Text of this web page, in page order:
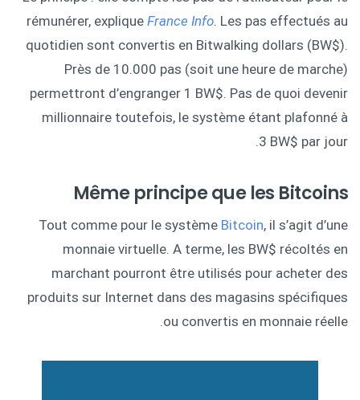
rémunérer, explique France Info. Les pas effectués au
quotidien sont convertis en Bitwalking dollars (BW$).
Près de 10.000 pas (soit une heure de marche)
permettront d’engranger 1 BW$. Pas de quoi devenir
millionnaire toutefois, le système étant plafonné à
3 BW$ par jour.
Même principe que les Bitcoins
Tout comme pour le système Bitcoin, il s’agit d’une
monnaie virtuelle. A terme, les BW$ récoltés en
marchant pourront être utilisés pour acheter des
produits sur Internet dans des magasins spécifiques
ou convertis en monnaie réelle.